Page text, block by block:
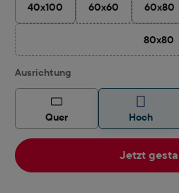
40x100 60x60
(Diese Option ist
60x80
80x80
Ausrichtungauswählen
Quer Hoch
Jetzt